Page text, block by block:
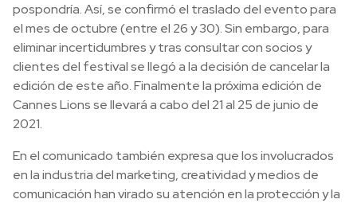
pospondría. Así, se confirmó el traslado del evento para
el mes de octubre (entre el 26 y 30). Sin embargo, para
eliminar incertidumbres y tras consultar con socios y
clientes del festival se llegó a la decisión de cancelar la
edición de este año. Finalmente la próxima edición de
Cannes Lions se llevará a cabo del 21 al 25 de junio de
2021.
En el comunicado también expresa que los involucrados
en la industria del marketing, creatividad y medios de
comunicación han virado su atención en la protección y la